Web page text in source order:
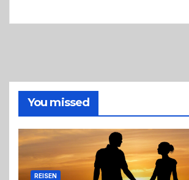
richtige
Entscheidung
You missed
REISEN